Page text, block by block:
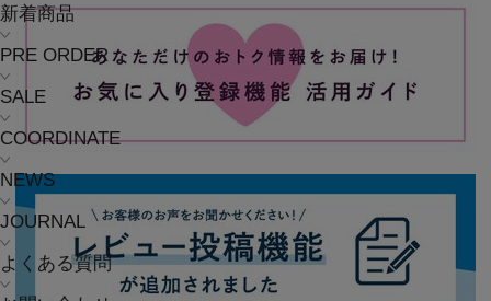
新着商品
PRE ORDER
SALE
COORDINATE
NEWS
JOURNAL
よくある質問